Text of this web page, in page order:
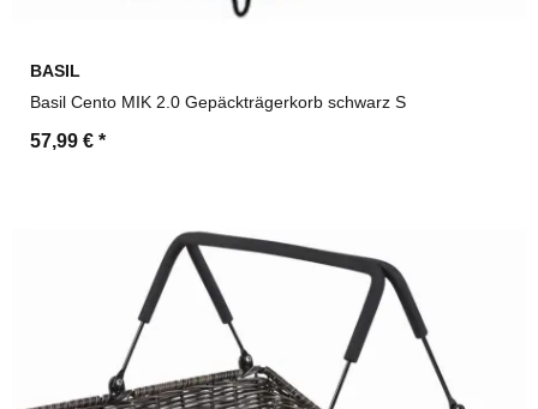
BASIL
Basil Cento MIK 2.0 Gepäckträgerkorb schwarz S
57,99 € *